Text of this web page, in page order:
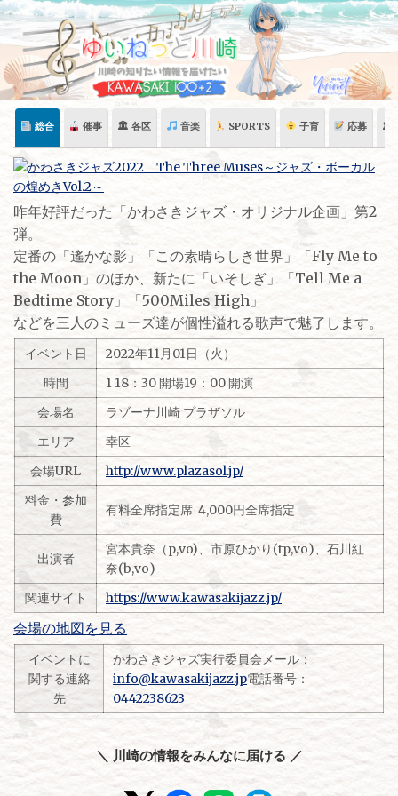
Skip
content
総合 催事 🏛 各区 音楽 SPORTS 子育 応募 🏛
昨年好評だった「かわさきジャズ・オリジナル企画」第2
弾。
定番の「遙かな影」「この素晴らしき世界」「Fly Me to
the Moon」のほか、新たに「いそしぎ」「Tell Me a
Bedtime Story」「500Miles High」
などを三人のミューズ達が個性溢れる歌声で魅了します。
イベント日
2022年11月01日（火）
時間
1 18：30 開場19：00 開演
会場名
ラゾーナ川崎 プラザソル
エリア
幸区
会場URL
http://www.plazasol.jp/
料金・参加
費
有料全席指定席 4,000円全席指定
出演者
宮本貴奈（p,vo)、市原ひかり(tp,vo)、石川紅
奈(b,vo)
関連サイト
https://www.kawasakijazz.jp/
会場の地図を見る
イベントに
関する連絡
先
かわさきジャズ実行委員会メール：
info@kawasakijazz.jp電話番号：
0442238623
＼ 川崎の情報をみんなに届ける ／